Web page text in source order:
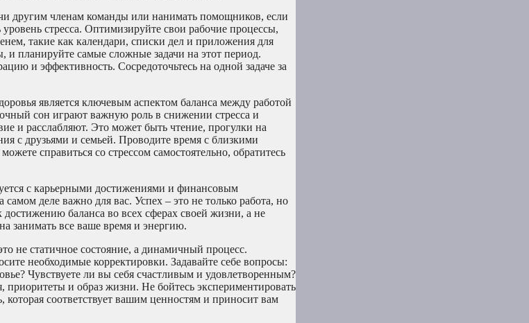
другим членам команды или нанимать помощников, если
стресса. Оптимизируйте свои рабочие процессы,
такие как календари, списки дел и приложения для
и планируйте самые сложные задачи на этот период.
и эффективность. Сосредоточьтесь на одной задаче за
является ключевым аспектом баланса между работой
сон играют важную роль в снижении стресса и
и расслабляют. Это может быть чтение, прогулки на
с друзьями и семьей. Проводите время с близкими
справиться со стрессом самостоятельно, обратитесь
с карьерными достижениями и финансовым
деле важно для вас. Успех – это не только работа, но
баланса во всех сферах своей жизни, а не
занимать все ваше время и энергию.
не статичное состояние, а динамичный процесс.
необходимые корректировки. Задавайте себе вопросы:
Чувствуете ли вы себя счастливым и удовлетворенным?
приоритеты и образ жизни. Не бойтесь экспериментировать
соответствует вашим ценностям и приносит вам